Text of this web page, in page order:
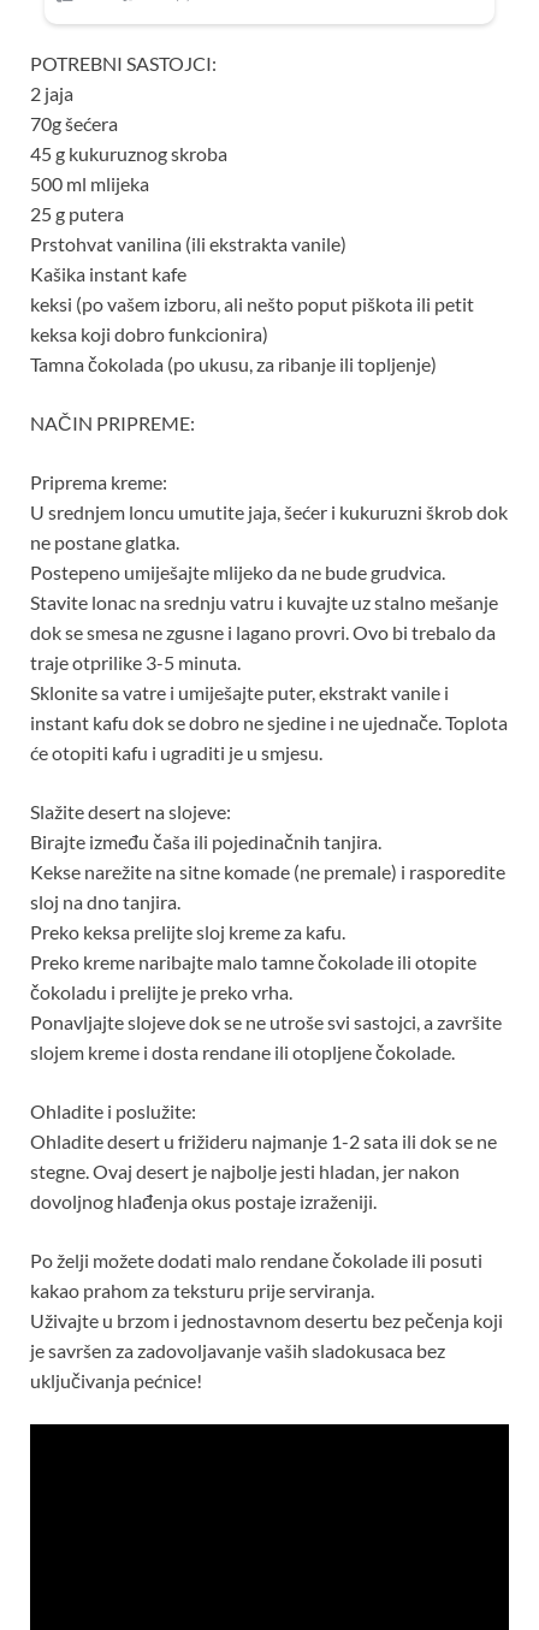
POTREBNI SASTOJCI:
2 jaja
70g šećera
45 g kukuruznog skroba
500 ml mlijeka
25 g putera
Prstohvat vanilina (ili ekstrakta vanile)
Kašika instant kafe
keksi (po vašem izboru, ali nešto poput piškota ili petit
keksa koji dobro funkcionira)
Tamna čokolada (po ukusu, za ribanje ili topljenje)
NAČIN PRIPREME:
Priprema kreme:
U srednjem loncu umutite jaja, šećer i kukuruzni škrob dok
ne postane glatka.
Postepeno umiješajte mlijeko da ne bude grudvica.
Stavite lonac na srednju vatru i kuvajte uz stalno mešanje
dok se smesa ne zgusne i lagano provri. Ovo bi trebalo da
traje otprilike 3-5 minuta.
Sklonite sa vatre i umiješajte puter, ekstrakt vanile i
instant kafu dok se dobro ne sjedine i ne ujednače. Toplota
će otopiti kafu i ugraditi je u smjesu.
Slažite desert na slojeve:
Birajte između čaša ili pojedinačnih tanjira.
Kekse narežite na sitne komade (ne premale) i rasporedite
sloj na dno tanjira.
Preko keksa prelijte sloj kreme za kafu.
Preko kreme naribajte malo tamne čokolade ili otopite
čokoladu i prelijte je preko vrha.
Ponavljajte slojeve dok se ne utroše svi sastojci, a završite
slojem kreme i dosta rendane ili otopljene čokolade.
Ohladite i poslužite:
Ohladite desert u frižideru najmanje 1-2 sata ili dok se ne
stegne. Ovaj desert je najbolje jesti hladan, jer nakon
dovoljnog hlađenja okus postaje izraženiji.
Po želji možete dodati malo rendane čokolade ili posuti
kakao prahom za teksturu prije serviranja.
Uživajte u brzom i jednostavnom desertu bez pečenja koji
je savršen za zadovoljavanje vaših sladokusaca bez
uključivanja pećnice!